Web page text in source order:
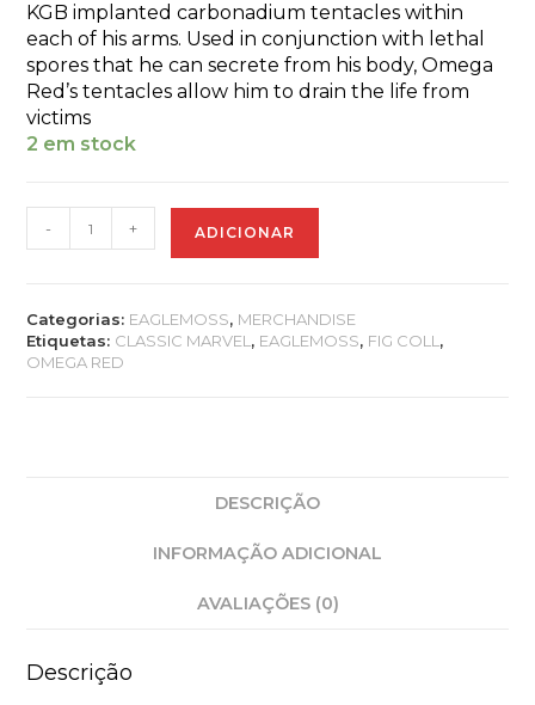
KGB implanted carbonadium tentacles within
each of his arms. Used in conjunction with lethal
spores that he can secrete from his body, Omega
Red’s tentacles allow him to drain the life from
victims
2 em stock
COLL
MAG
SPECIAL
- + ADICIONAR
Categorias: EAGLEMOSS, MERCHANDISE
Etiquetas: CLASSIC MARVEL, EAGLEMOSS, FIG COLL,
OMEGA RED
DESCRIÇÃO
INFORMAÇÃO ADICIONAL
AVALIAÇÕES (0)
Descrição